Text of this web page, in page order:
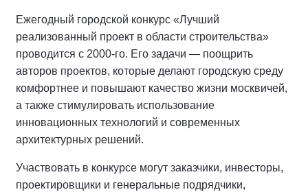
Ежегодный городской конкурс «Лучший
реализованный проект в области строительства»
проводится с 2000-го. Его задачи — поощрить
авторов проектов, которые делают городскую среду
комфортнее и повышают качество жизни москвичей,
а также стимулировать использование
инновационных технологий и современных
архитектурных решений.
Участвовать в конкурсе могут заказчики, инвесторы,
проектировщики и генеральные подрядчики,